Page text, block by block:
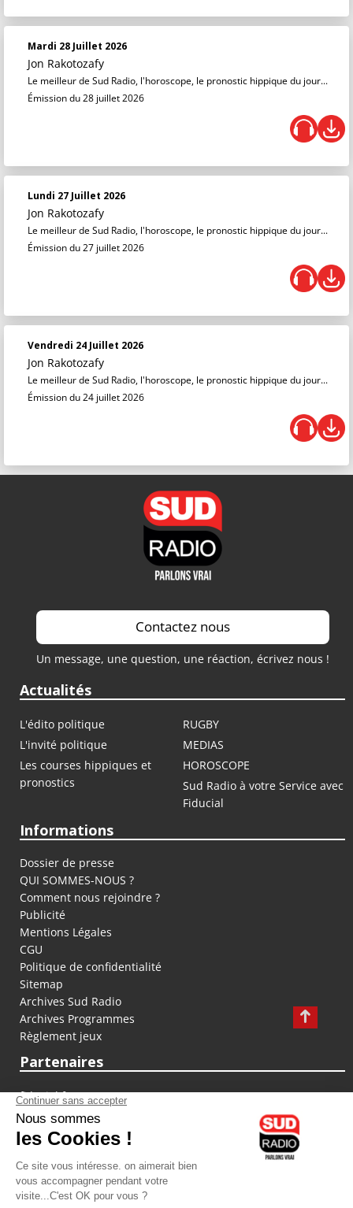
Mardi 28 Juillet 2026
Jon Rakotozafy
Le meilleur de Sud Radio, l'horoscope, le pronostic hippique du jour...
Émission du 28 juillet 2026
Lundi 27 Juillet 2026
Jon Rakotozafy
Le meilleur de Sud Radio, l'horoscope, le pronostic hippique du jour...
Émission du 27 juillet 2026
Vendredi 24 Juillet 2026
Jon Rakotozafy
Le meilleur de Sud Radio, l'horoscope, le pronostic hippique du jour...
Émission du 24 juillet 2026
Contactez nous
Un message, une question, une réaction, écrivez nous !
Actualités
L'édito politique
RUGBY
L'invité politique
MEDIAS
Les courses hippiques et
pronostics
HOROSCOPE
Sud Radio à votre Service avec
Fiducial
Informations
Dossier de presse
QUI SOMMES-NOUS ?
Comment nous rejoindre ?
Publicité
Mentions Légales
CGU
Politique de confidentialité
Sitemap
Archives Sud Radio
Archives Programmes
Règlement jeux
Partenaires
fiducial.fr
lyoncapitale.fr
olympique-et-lyonnais.com
L'application Iphone / Android